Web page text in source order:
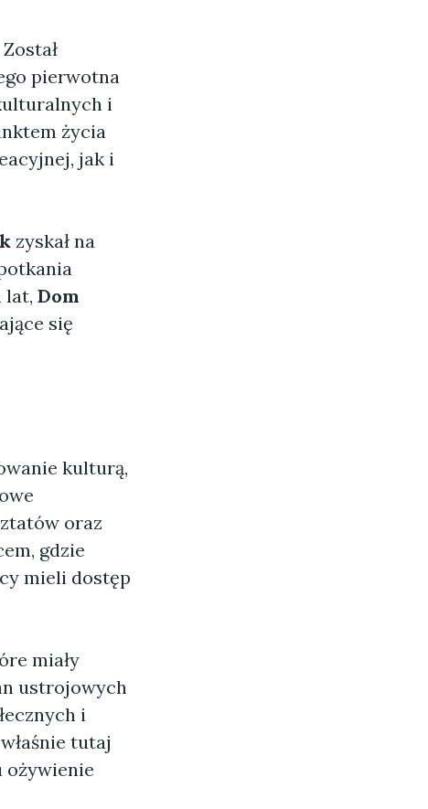
pierwotna
i
życia
jak i
zyskał na
lat, Dom
się
kulturą,
oraz
gdzie
mieli dostęp
miały
ustrojowych
i
tutaj
ożywienie